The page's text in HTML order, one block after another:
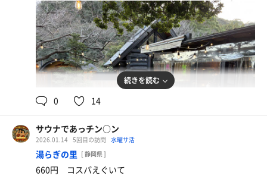
つけ麺
うんまい
続きを読む
0 14
サウナであっチン○ン
2026.01.14 5回目の訪問 水曜サ活
湯らぎの里 [ 静岡県 ]
660円 コスパえぐいて